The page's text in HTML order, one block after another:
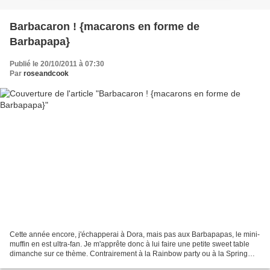
Barbacaron ! {macarons en forme de
Barbapapa}
Publié le 20/10/2011 à 07:30
Par roseandcook
Cette année encore, j'échapperai à Dora, mais pas aux Barbapapas, le mini-
muffin en est ultra-fan. Je m'apprête donc à lui faire une petite sweet table
dimanche sur ce thème. Contrairement à la Rainbow party ou à la Spring